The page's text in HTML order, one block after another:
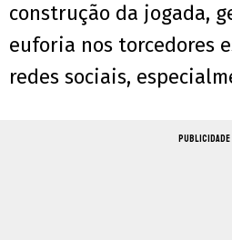
construção da jogada,
euforia nos torcedores
redes sociais,
PUBLICIDADE